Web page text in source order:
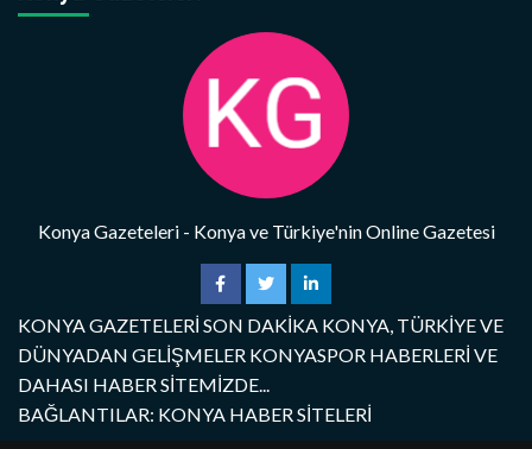
Konya Gazeteleri - Konya ve Türkiye'nin Online Gazetesi
KONYA GAZETELERİ SON DAKİKA KONYA, TÜRKİYE VE
DÜNYADAN GELİŞMELER KONYASPOR HABERLERİ VE
DAHASI HABER SİTEMİZDE...
BAĞLANTILAR: KONYA HABER SİTELERİ